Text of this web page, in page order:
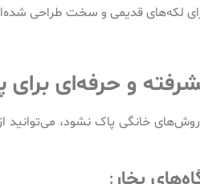
لکه‌های قدیمی و سخت طراحی
و حرفه‌ای
روش‌های خانگی پاک نشود،